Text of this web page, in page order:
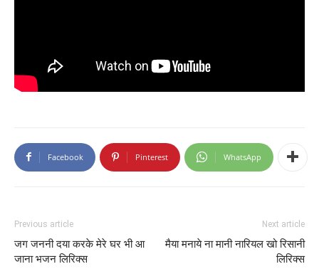
Facebook Pinterest WhatsApp
Previous article
जग जननी दया करके मेरे घर भी आ
जाना भजन लिरिक्स
Next article
मैया मनाये ना मानी नारियल खो रिसानी
लिरिक्स